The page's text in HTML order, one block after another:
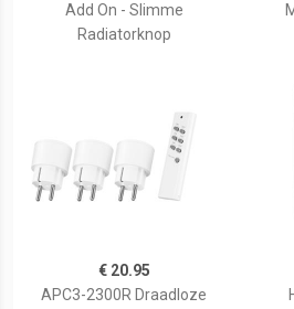
Add On - Slimme
Radiatorknop
€ 20.95
APC3-2300R Draadloze